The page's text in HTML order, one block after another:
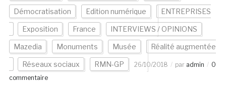
Démocratisation Edition numérique ENTREPRISES
Exposition France INTERVIEWS / OPINIONS
Mazedia Monuments Musée Réalité augmentée
Réseaux sociaux RMN-GP 26/10/2018 par admin
0
commentaire